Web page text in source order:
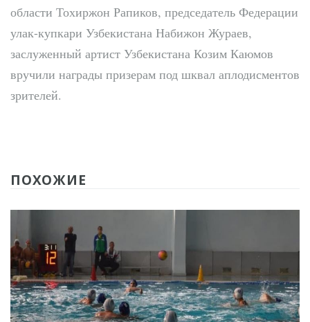
области Тохиржон Рапиков, председатель Федерации
улак-купкари Узбекистана Набижон Жураев,
заслуженный артист Узбекистана Козим Каюмов
вручили награды призерам под шквал аплодисментов
зрителей.
ПОХОЖИЕ